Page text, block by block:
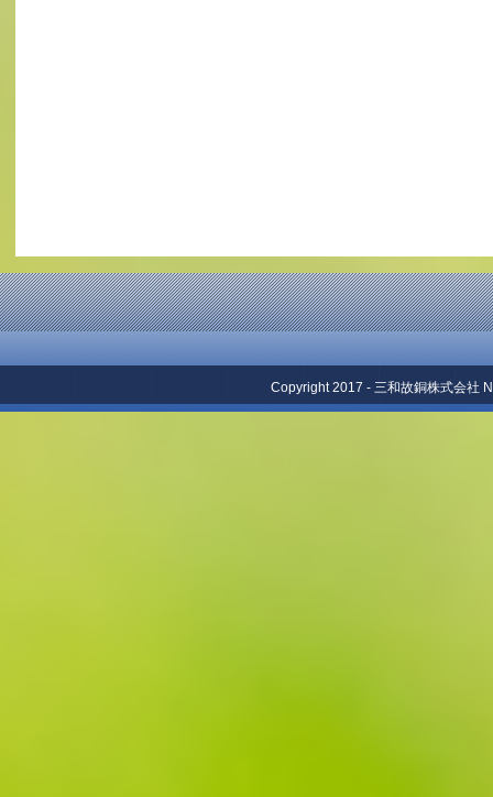
Copyright 2017 - 三和故銅株式会社